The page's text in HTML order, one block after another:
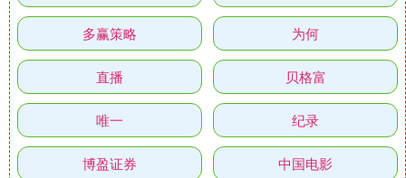
多赢策略 为何
直播 贝格富
唯一 纪录
博盈证券 中国电影